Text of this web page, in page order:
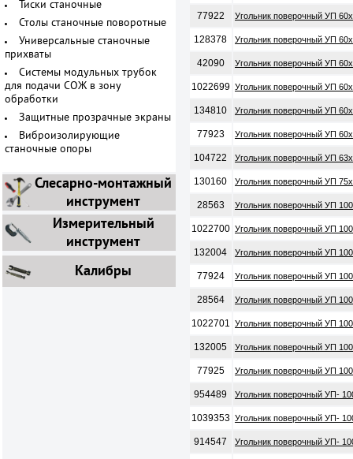
Тиски станочные
Столы станочные поворотные
Универсальные станочные
прихваты
Системы модульных трубок
для подачи СОЖ в зону
обработки
Защитные прозрачные экраны
Виброизолирующие
станочные опоры
Слесарно-монтажный
инструмент
Измерительный
инструмент
Калибры
77922 Угольник поверочный УП
128378 Угольник поверочный УП
42090 Угольник поверочный УП
1022699 Угольник поверочный УП
134810 Угольник поверочный УП
77923 Угольник поверочный УП
104722 Угольник поверочный УП
130160 Угольник поверочный УП
28563 Угольник поверочный УП
1022700 Угольник поверочный УП
132004 Угольник поверочный УП
77924 Угольник поверочный УП
28564 Угольник поверочный УП
1022701 Угольник поверочный УП
132005 Угольник поверочный УП
77925 Угольник поверочный УП
954489 Угольник поверочный УП-
1039353 Угольник поверочный УП-
914547 Угольник поверочный УП-